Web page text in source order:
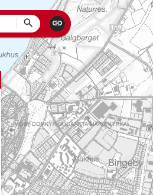
Search